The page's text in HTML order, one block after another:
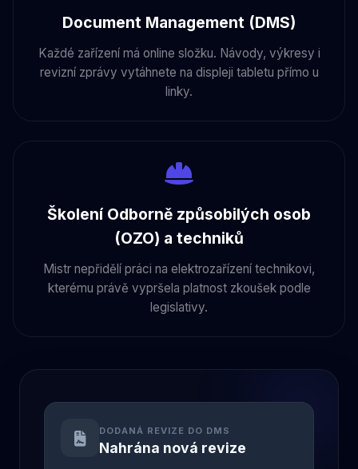
Document Management (DMS)
Každé zařízení má online složku. Návody, výkresy i
revizní zprávy vytáhnete na displeji tabletu přímo u
linky.
Školení Odborně způsobilých osob
(OZO) a techniků
Mistr nepřidělí práci na elektrozařízení technikovi,
kterému právě vypršela platnost zkoušek podle
legislativy.
DODANÁ REVIZE DO DMS
Nahrána nová revize